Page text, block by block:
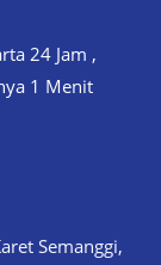
24 Jam ,
1 Menit
Semanggi,